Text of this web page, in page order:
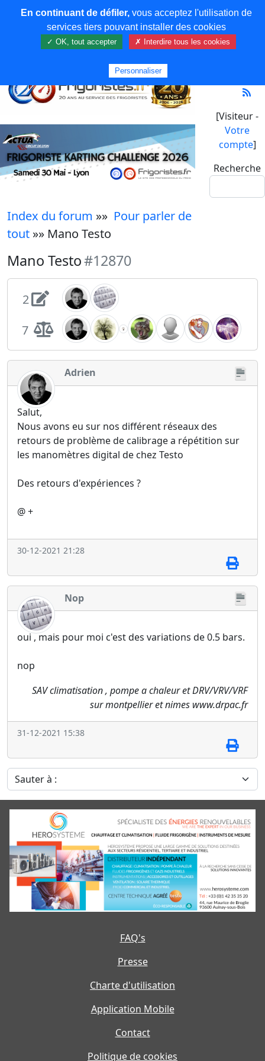
[Visiteur -
Votre
compte]
Recherche
Index du forum »» Pour parler de
tout »» Mano Testo
Mano Testo#12870
2
7
Adrien
Salut,
Nous avons eu sur nos différent réseaux des
retours de problème de calibrage a répétition sur
les manomètres digital de chez Testo
Des retours d'expériences ?
@ +
30-12-2021 21:28
Nop
oui , mais pour moi c'est des variations de 0.5 bars.
nop
SAV climatisation , pompe a chaleur et DRV/VRV/VRF
sur montpellier et nimes www.drpac.fr
31-12-2021 15:38
Sauter à :
FAQ's
Presse
Charte d'utilisation
Application Mobile
Contact
Politique de cookies
En continuant de défiler,vous acceptez l'utilisation de
services tiers pouvant installer des cookies
✓ OK, tout accepter ✗ Interdire tous les cookies
Personnaliser